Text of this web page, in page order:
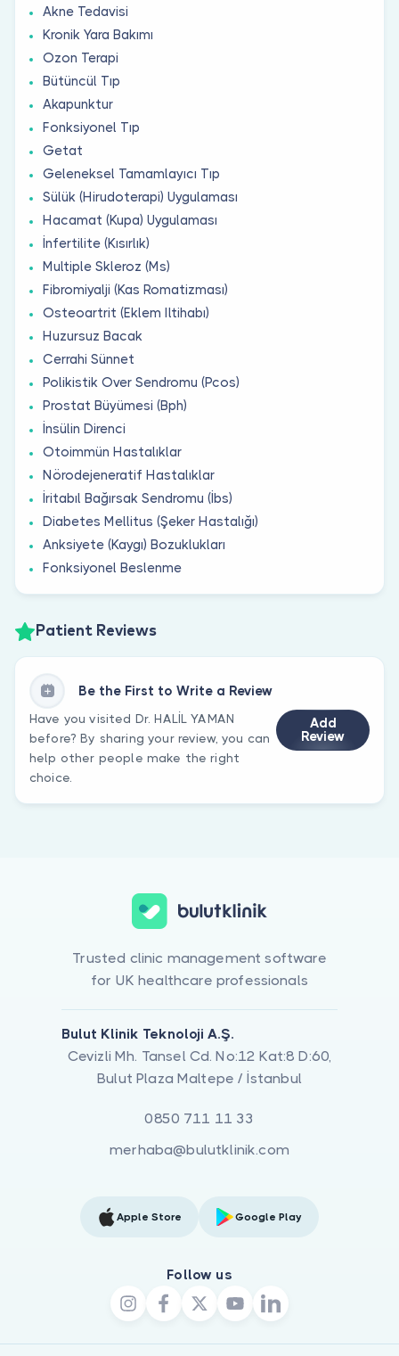
Akne Tedavisi
Kronik Yara Bakımı
Ozon Terapi
Bütüncül Tıp
Akapunktur
Fonksiyonel Tıp
Getat
Geleneksel Tamamlayıcı Tıp
Sülük (Hirudoterapi) Uygulaması
Hacamat (Kupa) Uygulaması
İnfertilite (Kısırlık)
Multiple Skleroz (Ms)
Fibromiyalji (Kas Romatizması)
Osteoartrit (Eklem Iltihabı)
Huzursuz Bacak
Cerrahi Sünnet
Polikistik Over Sendromu (Pcos)
Prostat Büyümesi (Bph)
İnsülin Direnci
Otoimmün Hastalıklar
Nörodejeneratif Hastalıklar
İritabıl Bağırsak Sendromu (İbs)
Diabetes Mellitus (Şeker Hastalığı)
Anksiyete (Kaygı) Bozuklukları
Fonksiyonel Beslenme
Patient Reviews
Be the First to Write a Review
Have you visited Dr. HALİL YAMAN
before? By sharing your review, you can
help other people make the right
choice.
Add
Review
Trusted clinic management software
for UK healthcare professionals
Bulut Klinik Teknoloji A.Ş.
Cevizli Mh. Tansel Cd. No:12 Kat:8 D:60,
Bulut Plaza Maltepe / İstanbul
0850 711 11 33
merhaba@bulutklinik.com
Apple Store Google Play
Follow us